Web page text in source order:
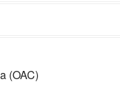
(OAC)